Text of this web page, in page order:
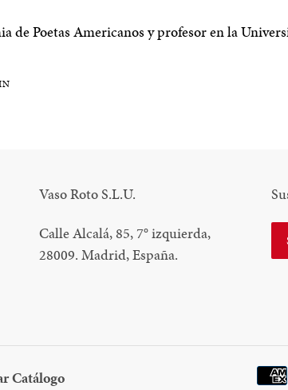
de Poetas Americanos y profesor en la
PIN
Vaso Roto S.L.U.
Calle Alcalá, 85, 7°izquierda,
28009. Madrid, España.
CatálogoDescargar